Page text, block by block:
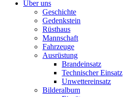
Über uns
Geschichte
Gedenkstein
Rüsthaus
Mannschaft
Fahrzeuge
Ausrüstung
Brandeinsatz
Technischer Einsatz
Unwettereinsatz
Bilderalbum